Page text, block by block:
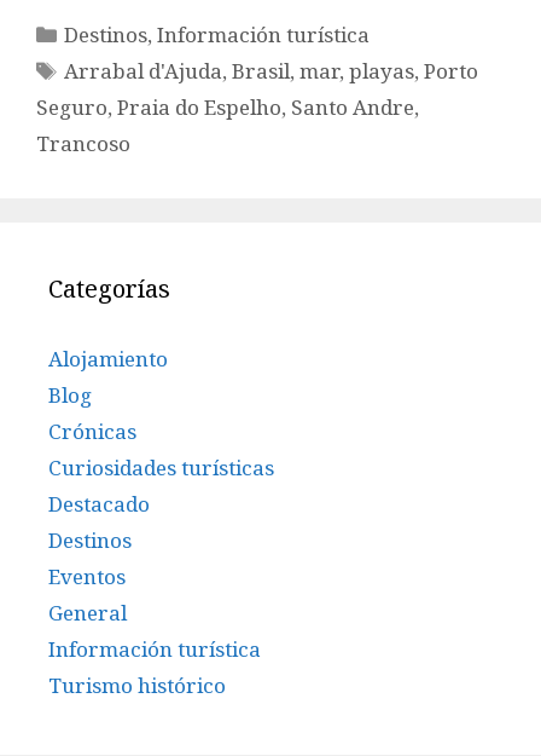
Categorías
Destinos,Información turística
Etiquetas
Arrabal d'Ajuda,Brasil,mar,playas,Porto
Seguro, Praia do Espelho, Santo Andre,
Trancoso
Categorías
Alojamiento
Blog
Crónicas
Curiosidades turísticas
Destacado
Destinos
Eventos
General
Información turística
Turismo histórico